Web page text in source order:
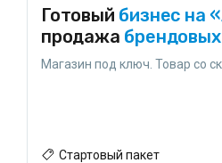
Готовый бизнес на
продажа
Магазин под ключ. Товар со
Стартовый пакет